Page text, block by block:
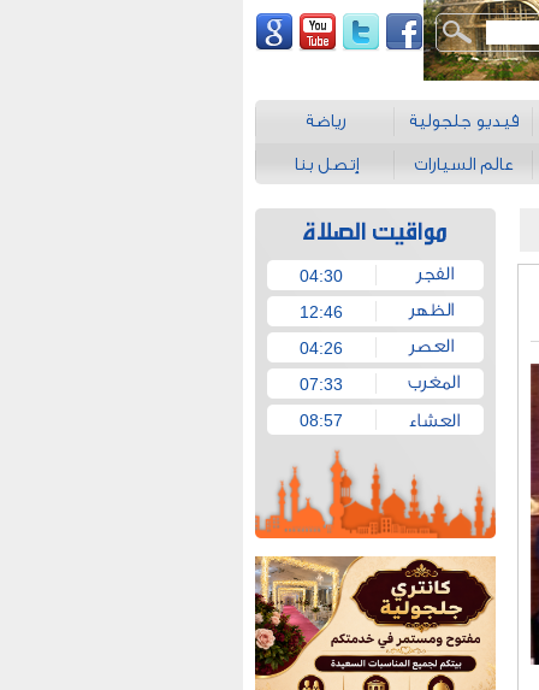
فيديو جلجولية رياضة
عالم السيارات إتصل بنا
04:30
12:46
04:26
07:33
08:57